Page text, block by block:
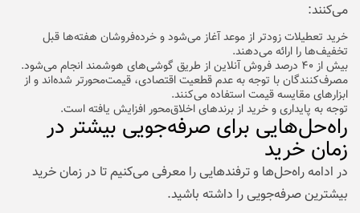
می‌کنند:
خرید تعطیلات زودتر از موعد آغاز می‌شود و خرده‌فروشان هفته‌ها قبل
تخفیف‌ها را ارائه می‌دهند.
بیش از ۴۰ درصد فروش آنلاین از طریق گوشی‌های هوشمند انجام می‌شود.
مصرف‌کنندگان با توجه به عدم قطعیت اقتصادی، قیمت‌محورتر شده‌اند و از
ابزارهای مقایسه قیمت استفاده می‌کنند.
توجه به پایداری و خرید از برندهای اخلاق‌محور افزایش یافته است.
راه‌حل‌هایی برای صرفه‌جویی بیشتر در
زمان خرید
در ادامه راه‌حل‌ها و ترفندهایی را معرفی می‌کنیم تا در زمان خرید
بیشترین صرفه‌جویی را داشته باشید.